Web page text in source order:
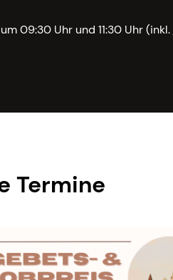
09:30 Uhr und 11:30 Uhr (inkl.
Termine